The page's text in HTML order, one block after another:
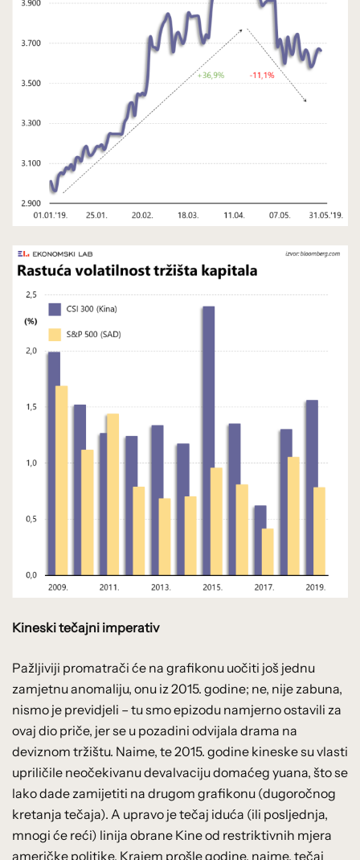
Kineski tečajni imperativ
Pažljiviji promatrači će na grafikonu uočiti još jednu
zamjetnu anomaliju, onu iz 2015. godine; ne, nije zabuna,
nismo je previdjeli – tu smo epizodu namjerno ostavili za
ovaj dio priče, jer se u pozadini odvijala drama na
deviznom tržištu. Naime, te 2015. godine kineske su vlasti
upriličile neočekivanu devalvaciju domaćeg yuana, što se
lako dade zamijetiti na drugom grafikonu (dugoročnog
kretanja tečaja). A upravo je tečaj iduća (ili posljednja,
mnogi će reći) linija obrane Kine od restriktivnih mjera
američke politike. Krajem prošle godine, naime, tečaj